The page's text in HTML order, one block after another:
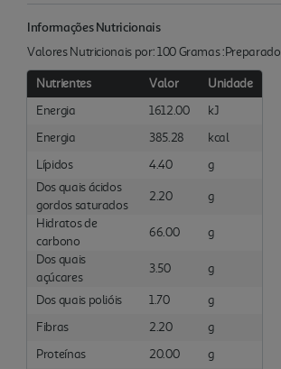
Informações Nutricionais
Valores Nutricionais por: 100 Gramas :Preparado
Nutrientes Valor
Unidade
Energia
1612.00
kJ
Energia
385.28
kcal
Lípidos
4.40
g
Dos quais ácidos
gordos saturados
2.20
g
Hidratos de
carbono
66.00
g
Dos quais
açúcares
3.50 g
Dos quais polióis 1.70
g
Fibras
2.20
g
Proteínas
20.00
g